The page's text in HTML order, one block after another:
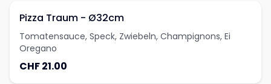
Pizza Traum - Ø32cm
Tomatensauce, Speck, Zwiebeln, Champignons, Ei
Oregano
CHF 21.00